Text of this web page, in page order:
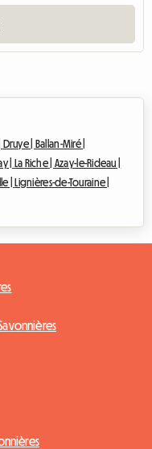
Druye |
Ballan-Miré |
| La Riche | Azay-le-Rideau |
|
Lignières-de-Touraine |